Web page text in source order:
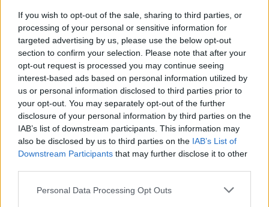
If you wish to opt-out of the sale, sharing to third parties, or
processing of your personal or sensitive information for
targeted advertising by us, please use the below opt-out
section to confirm your selection. Please note that after your
opt-out request is processed you may continue seeing
interest-based ads based on personal information utilized by
us or personal information disclosed to third parties prior to
your opt-out. You may separately opt-out of the further
disclosure of your personal information by third parties on the
IAB’s list of downstream participants. This information may
also be disclosed by us to third parties on the IAB’s List of
Downstream Participants that may further disclose it to other
Personal Data Processing Opt Outs
στόχο ναμεταμορφώνεται σε έναν πολυδιάστατο
εκθεσιακό χώρο για installations, performances,
video projections και καλλιτεχνικές εμπειρίες που ο
καθένας ανακαλύπτει με τον δικό του τρόπο.
Η έκθεση Narrative Framings εντάσσεται στο
φεστιβάλ του Δήμου Αθηναίων“Τhis is Athens-
City Festival”.